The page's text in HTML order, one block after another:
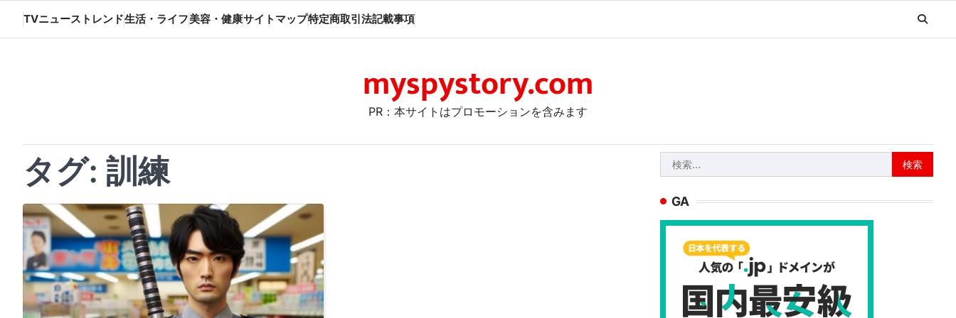
content
TVニューストレンド生活・ライフ美容・健康サイトマップ特定商取引法記載事項
myspystory.com
PR：本サイトはプロモーションを含みます
タグ: 訓練
索:
GA